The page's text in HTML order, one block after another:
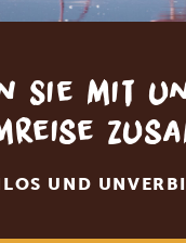
Sie mit
UND